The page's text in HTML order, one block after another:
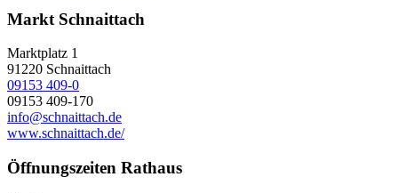
Markt Schnaittach
Marktplatz 1
91220 Schnaittach
09153 409-0
09153 409-170
info@schnaittach.de
www.schnaittach.de/
Öffnungszeiten Rathaus